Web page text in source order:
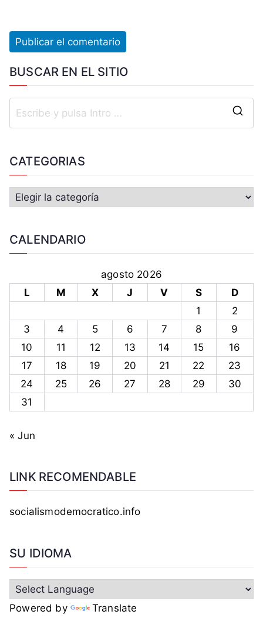
BUSCAR EN EL SITIO
CATEGORIAS
CALENDARIO
agosto 2026
L
M X J V S
D
1
2
3
4 5 6 7 8
9
10
11 12 13 14 15
16
17
18 19 20 21 22
23
24
25 26 27 28 29
30
31
« Jun
LINK RECOMENDABLE
socialismodemocratico.info
SU IDIOMA
Powered by Translate